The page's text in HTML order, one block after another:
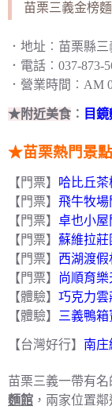
苗栗三義金榜
．地址︰苗栗縣三
．電話︰037-873-
．營業時間︰AM
★附近美食 ︰ 目
★苗栗熱門景
【門票】 哈比丘
【門票】 飛牛牧場
【門票】 卓也小屋
【門票】 蘇維拉莊
【門票】 西湖渡
【門票】
尚順育
【體驗】 巧克力雲
【體驗】
三義鴨
【台灣好行】 南庄
苗栗三義一帶有
麵館 ，兩家位置